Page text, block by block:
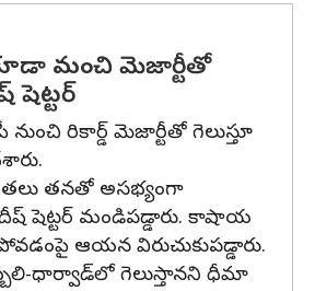
మంచి మెజార్టీతో
షెట్టర్‌
నుంచి రికార్డ్ మెజార్టీతో గెలుస్తూ
తనతో అసభ్యంగా
షెట్టర్‌ మండిపడ్డారు. కాషాయ
ఆయన విరుచుకుపడ్డారు.
ధార్వాడ్‌లో గెలుస్తానని ధీమా